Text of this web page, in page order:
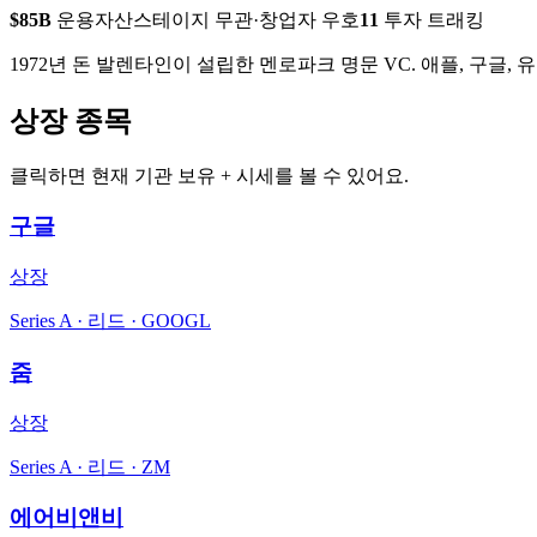
$85B 운용자산스테이지 무관·창업자 우호11 투자 트래킹
1972년 돈 발렌타인이 설립한 멘로파크 명문 VC. 애플, 구글,
상장 종목
클릭하면 현재 기관 보유 + 시세를 볼 수 있어요.
구글
상장
Series A · 리드 · GOOGL
줌
상장
Series A · 리드 · ZM
에어비앤비